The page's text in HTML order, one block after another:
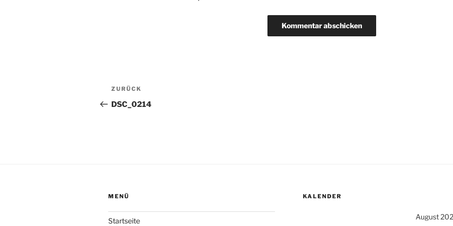
Beitragsnavigation
Vorheriger
Beitrag
ZURÜCK
DSC_0214
MENÜ
Startseite
KALENDER
August